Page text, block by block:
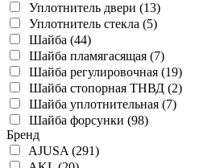
Уплотнитель двери (13)
Уплотнитель стекла (5)
Шайба (44)
Шайба пламягасящая (7)
Шайба регулировочная (19)
Шайба стопорная ТНВД (2)
Шайба уплотнительная (7)
Шайба форсунки (98)
Бренд
AJUSA (291)